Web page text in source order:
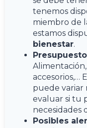
tenemos
miembro de
estamos
bienestar.
Alimentación,
accesorios,…
puede variar
evaluar si tu
necesidades
Posibles